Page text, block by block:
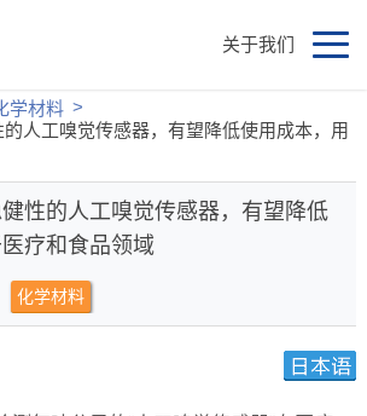
关于我们
学材料 >
人工嗅觉传感器，有望降低使用成本，用
性的人工嗅觉传感器，有望降低
疗和食品领域
化学材料